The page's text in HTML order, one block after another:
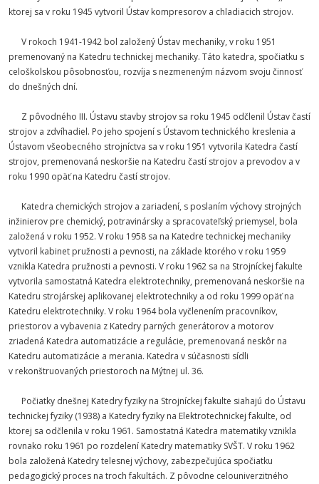
ktorej sa v roku 1945 vytvoril Ústav kompresorov a chladiacich strojov.
V rokoch 1941-1942 bol založený Ústav mechaniky, v roku 1951
premenovaný na Katedru technickej mechaniky. Táto katedra, spočiatku s
celoškolskou pôsobnosťou, rozvíja s nezmeneným názvom svoju činnosť
do dnešných dní.
Z pôvodného III. Ústavu stavby strojov sa roku 1945 odčlenil Ústav častí
strojov a zdvíhadiel. Po jeho spojení s Ústavom technického kreslenia a
Ústavom všeobecného strojníctva sa v roku 1951 vytvorila Katedra častí
strojov, premenovaná neskoršie na Katedru častí strojov a prevodov a v
roku 1990 opäť na Katedru častí strojov.
Katedra chemických strojov a zariadení, s poslaním výchovy strojných
inžinierov pre chemický, potravinársky a spracovateľský priemysel, bola
založená v roku 1952. V roku 1958 sa na Katedre technickej mechaniky
vytvoril kabinet pružnosti a pevnosti, na základe ktorého v roku 1959
vznikla Katedra pružnosti a pevnosti. V roku 1962 sa na Strojníckej fakulte
vytvorila samostatná Katedra elektrotechniky, premenovaná neskoršie na
Katedru strojárskej aplikovanej elektrotechniky a od roku 1999 opäť na
Katedru elektrotechniky. V roku 1964 bola vyčlenením pracovníkov,
priestorov a vybavenia z Katedry parných generátorov a motorov
zriadená Katedra automatizácie a regulácie, premenovaná neskôr na
Katedru automatizácie a merania. Katedra v súčasnosti sídli
v rekonštruovaných priestoroch na Mýtnej ul. 36.
Počiatky dnešnej Katedry fyziky na Strojníckej fakulte siahajú do Ústavu
technickej fyziky (1938) a Katedry fyziky na Elektrotechnickej fakulte, od
ktorej sa odčlenila v roku 1961. Samostatná Katedra matematiky vznikla
rovnako roku 1961 po rozdelení Katedry matematiky SVŠT. V roku 1962
bola založená Katedry telesnej výchovy, zabezpečujúca spočiatku
pedagogický proces na troch fakultách. Z pôvodne celouniverzitného